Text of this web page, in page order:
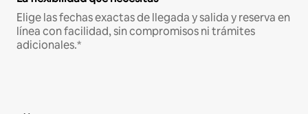
Elige las fechas exactas de llegada y salida y reserva en
línea con facilidad, sin compromisos ni trámites
adicionales.*